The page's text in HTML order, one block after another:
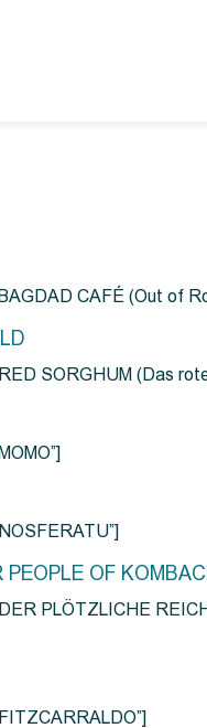
CAFÉ (Out of
SORGHUM (Das
OF
PLÖTZLICHE